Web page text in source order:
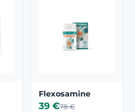
Flexosamine
39 €78 €